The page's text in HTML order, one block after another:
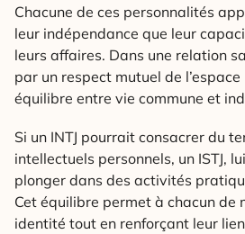
Chacune de ces personnalités
leur indépendance que leur
leurs affaires. Dans une relation
par un respect mutuel de
équilibre entre vie commune et
Si un INTJ pourrait consacrer du
intellectuels personnels, un ISTJ,
plonger dans des activités
Cet équilibre permet à chacun de
identité tout en renforçant leur